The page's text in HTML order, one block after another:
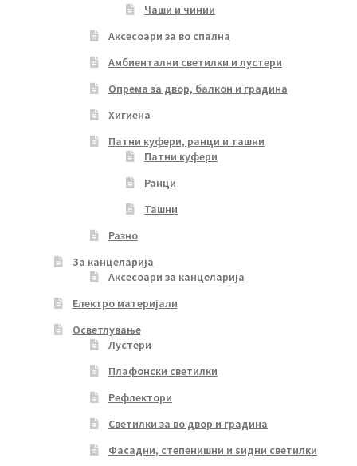
Чаши и чинии
Аксесоари за во спална
Амбиентални светилки и лустери
Опрема за двор, балкон и градина
Хигиена
Патни куфери, ранци и ташни
Патни куфери
Ранци
Ташни
Разно
За канцеларија
Аксесоари за канцеларија
Електро материјали
Осветлување
Лустери
Плафонски светилки
Рефлектори
Светилки за во двор и градина
Фасадни, степенишни и ѕидни светилки